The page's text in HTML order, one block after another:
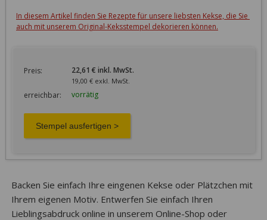
In diesem Artikel finden Sie Rezepte für unsere liebsten Kekse, die Sie
auch mit unserem Original-Keksstempel dekorieren können.
Preis: 22,61 € inkl. MwSt.
19,00 € exkl. MwSt.
erreichbar: vorrätig
Backen Sie einfach Ihre eingenen Kekse oder Plätzchen mit
Ihrem eigenen Motiv. Entwerfen Sie einfach Ihren
Lieblingsabdruck online in unserem Online-Shop oder